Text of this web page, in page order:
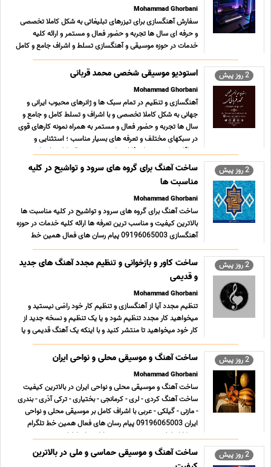
Mohammad Ghorbani
سفارش آهنگسازی برای تیزرهای تبلیغاتی به شکل کاملا تخصصی
و حرفه ای سال ها تجربه و حضور فعال و مستمر و ارائه کلیه
خدمات در حوزه موسیقی و آهنگسازی تسلط و اشراف جامع و کامل
بر سبکها و ژانرهای محبوب موسیقی ایرانی و جهانی به همراه نمونه
کارهای قوی سبکهای تخصصی مناسب آهنگسازی تیزرهای تب ...
2 روز پیش استودیو موسیقی شخصی محمد قربانی
Mohammad Ghorbani
آهنگسازی و تنظیم در تمام سبک ها و ژانرهای محبوب ایرانی و
جهانی به شکل کاملا تخصصی و با اشراف و تسلط کامل و جامع و
سال ها تجربه و حضور فعال و مستمر به همراه نمونه کارهای قوی
در سبکهای مختلف و تعرفه های بسیار مناسب ؛ استثنایی و
حداقلی تولید محتوای فاخر و ارزشمند موسیقی کلیه خدمات ...
2 روز پیش
ساخت آهنگ برای گروه های سرود و تواشیح در کلیه
مناسبت ها
Mohammad Ghorbani
ساخت آهنگ برای گروه های سرود و تواشیح در کلیه مناسبت ها
بالاترین کیفیت و مناسب ترین تعرفه ها ارائه کلیه خدمات در حوزه
آهنگسازی 09196065003 پیام رسان های فعال همین خط
تلگرام روبیکا ایتا بله سروش در صورت تمایل به ارتباط از طریق
آیدی همه پیام رسان ها با آیدی Mghorbani321 نمونه کا ... ...
2 روز پیش
ساخت کاور و بازخوانی و تنظیم مجدد آهنگ های جدید
و قدیمی
Mohammad Ghorbani
تنظیم مجدد آیا از آهنگسازی و تنظیم کار خود راضی نیستید و
میخواهید کار مجدد تنظیم شود و یا یک تنظیم و نسخه جدید از
کار خود میخواهید تا منتشر کنید و با اینکه یک آهنگ قدیمی و یا
جدید خواننده محبوبتان را می خواهید بازخوانی کنید به شکل
تنظیم مجدد و نسخه اختصاصی آن آهنگ با صدای خودتان ... ...
2 روز پیش ساخت آهنگ و موسیقی محلی و نواحی ایران
Mohammad Ghorbani
ساخت آهنگ و موسیقی محلی و نواحی ایران در بالاترین کیفیت
ساخت آهنگ کردی - لری - کرمانجی - بختیاری - ترکی آذری - بندری
- مازنی - گیلکی - عربی با اشراف کامل بر موسیقی محلی و نواحی
ایران 09196065003 پیام رسان های فعال همین خط تلگرام
روبیکا ایتا بله سروش در صورت تمایل به ارتباط از ... ...
2 روز پیش
ساخت آهنگ و موسیقی حماسی و ملی در بالاترین